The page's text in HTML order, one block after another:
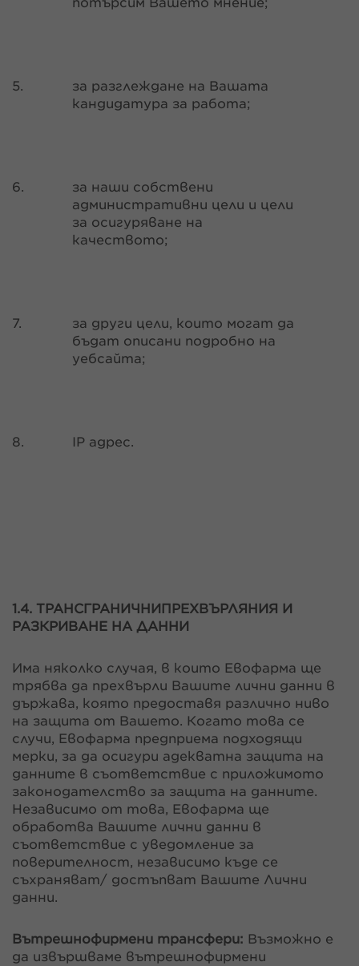
5.
за разглеждане на Вашата
кандидатура за работа;
6.
за наши собствени
административни цели и цели
за осигуряване на
качеството;
7.
за други цели, които могат да
бъдат описани подробно на
уебсайта;
8. IP адрес.
1.4. ТРАНСГРАНИЧНИПРЕХВЪРЛЯНИЯ И
РАЗКРИВАНЕ НА ДАННИ
Има няколко случая, в които Евофарма ще
трябва да прехвърли Вашите лични данни в
държава, която предоставя различно ниво
на защита от Вашето. Когато това се
случи, Евофарма предприема подходящи
мерки, за да осигури адекватна защита на
данните в съответствие с приложимото
законодателство за защита на данните.
Независимо от това, Евофарма ще
обработва Вашите лични данни в
съответствие с уведомление за
поверителност, независимо къде се
съхраняват/ достъпват Вашите Лични
данни.
Вътрешнофирмени трансфери: Възможно е
да извършваме вътрешнофирмени